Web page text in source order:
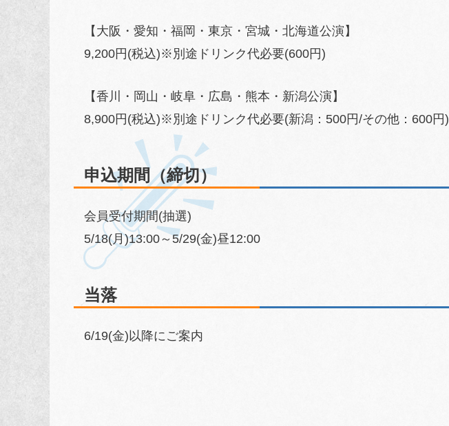
【大阪・愛知・福岡・東京・宮城・北海道公演】
9,200円(税込)※別途ドリンク代必要(600円)
【香川・岡山・岐阜・広島・熊本・新潟公演】
8,900円(税込)※別途ドリンク代必要(新潟：500円/その他：600円)
申込期間（締切）
会員受付期間(抽選)
5/18(月)13:00～5/29(金)昼12:00
当落
6/19(金)以降にご案内